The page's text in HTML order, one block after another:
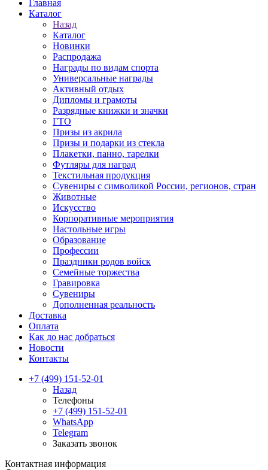
Главная
Каталог
Назад
Каталог
Новинки
Распродажа
Награды по видам спорта
Универсальные награды
Активный отдых
Дипломы и грамоты
Разрядные книжки и значки
ГТО
Призы из акрила
Призы и подарки из стекла
Плакетки, панно, тарелки
Футляры для наград
Текстильная продукция
Сувениры с символикой России, регионов, стран
Животные
Искусство
Корпоративные мероприятия
Настольные игры
Образование
Профессии
Праздники родов войск
Семейные торжества
Гравировка
Сувениры
Дополненная реальность
Доставка
Оплата
Как до нас добраться
Новости
Контакты
+7 (499) 151-52-01
Назад
Телефоны
+7 (499) 151-52-01
WhatsApp
Telegram
Заказать звонок
Контактная информация